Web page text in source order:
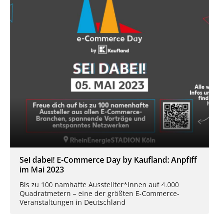
Sei dabei! E-Commerce Day by Kaufland: Anpfiff
im Mai 2023
Bis zu 100 namhafte Ausstellter*innen auf 4.000
Quadratmetern – eine der größten E-Commerce-
Veranstaltungen in Deutschland